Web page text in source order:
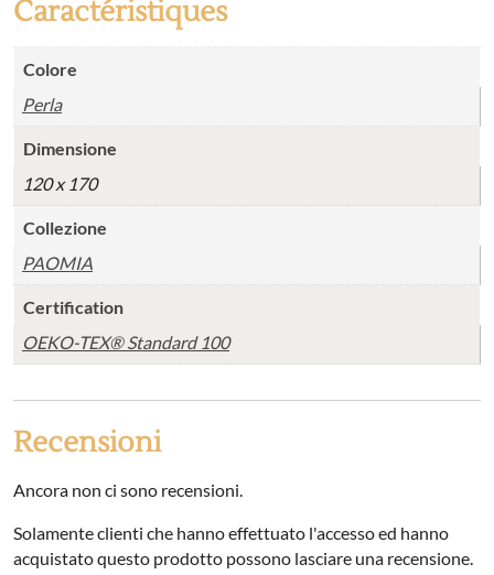
Caractéristiques
Colore
Perla
Dimensione
120 x 170
Collezione
PAOMIA
Certification
OEKO-TEX® Standard 100
Recensioni
Ancora non ci sono recensioni.
Solamente clienti che hanno effettuato l'accesso ed hanno
acquistato questo prodotto possono lasciare una recensione.